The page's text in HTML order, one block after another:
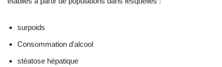
surpoids
Consommation d'alcool
stéatose hépatique